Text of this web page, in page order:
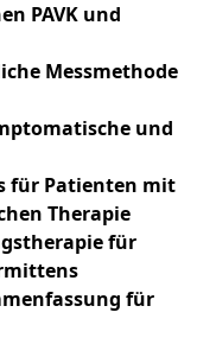
PAVK und
Messmethode
und
für Patienten mit
Therapie
für
für